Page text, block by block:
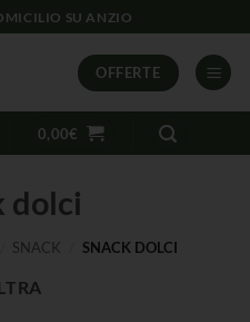
SU ANZIO
OFFERTE
0,00€
dolci
SNACK SNACK DOLCI